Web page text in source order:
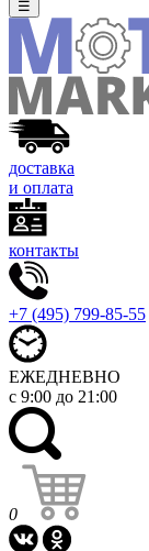
☰
доставка
и оплата
контакты
+7 (495) 799-85-55
ЕЖЕДНЕВНО
с 9:00 до 21:00
0